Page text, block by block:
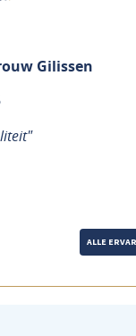
Ramakers
Duidelijke uitleg
ALLE